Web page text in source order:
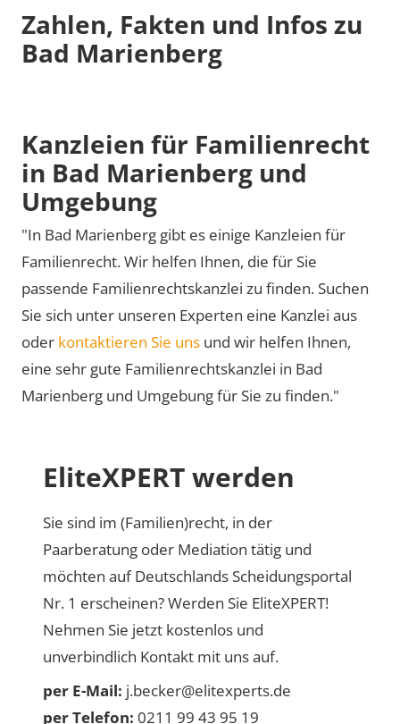
Zahlen, Fakten und Infos zu
Bad Marienberg
Kanzleien für Familienrecht
in Bad Marienberg und
Umgebung
"In Bad Marienberg gibt es einige Kanzleien für
Familienrecht. Wir helfen Ihnen, die für Sie
passende Familienrechtskanzlei zu finden. Suchen
Sie sich unter unseren Experten eine Kanzlei aus
oder kontaktieren Sie uns und wir helfen Ihnen,
eine sehr gute Familienrechtskanzlei in Bad
Marienberg und Umgebung für Sie zu finden."
EliteXPERT werden
Sie sind im (Familien)recht, in der
Paarberatung oder Mediation tätig und
möchten auf Deutschlands Scheidungsportal
Nr. 1 erscheinen? Werden Sie EliteXPERT!
Nehmen Sie jetzt kostenlos und
unverbindlich Kontakt mit uns auf.
per E-Mail: j.becker@elitexperts.de
per Telefon: 0211 99 43 95 19